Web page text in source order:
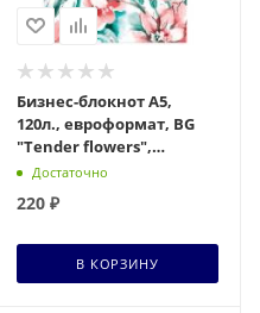
Бизнес-блокнот А5,
120л., евроформат, BG
"Tender flowers",
матовая ламинация,
Достаточно
220₽
В КОРЗИНУ